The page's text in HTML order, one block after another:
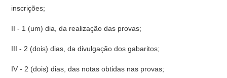
inscrições;
II - 1 (um) dia, da realização das provas;
III - 2 (dois) dias, da divulgação dos gabaritos;
IV - 2 (dois) dias, das notas obtidas nas provas;